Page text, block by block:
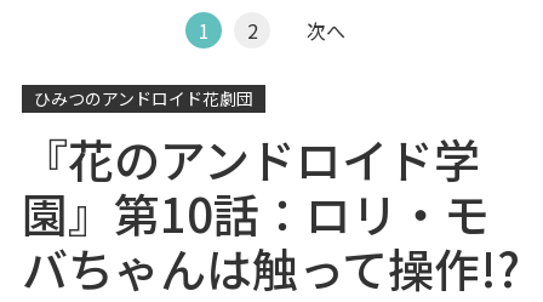
1 2 次へ
ひみつのアンドロイド花劇団
『花のアンドロイド学
園』第10話：ロリ・モ
バちゃんは触って操作!?